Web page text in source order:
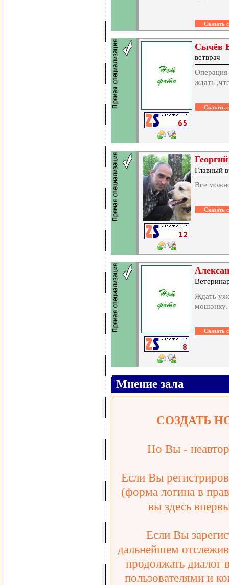
Сычёв
ветврач
Операция
ждать
Главный
Все
Ждать
мошонку.
Мнение зала
СОЗДАТЬ
Но Вы -
Если Вы
(форма логина в
вы здесь
Если Вы
дальнейшем
продолжать диалог
пользователями и